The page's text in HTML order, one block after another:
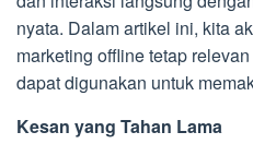
nyata. Dalam artikel ini, kita
marketing offline tetap
dapat digunakan untuk
Kesan yang Tahan Lama